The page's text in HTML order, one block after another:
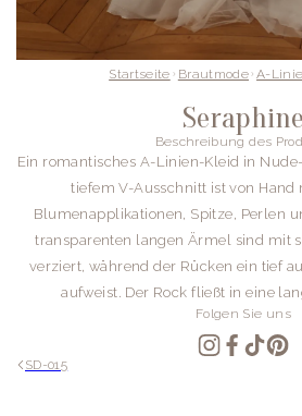
Startseite Brautmode A-Linie
Seraphine
Beschreibung des
Ein romantisches A-Linien-Kleid in
tiefem V-Ausschnitt ist von Hand
Blumenapplikationen, Spitze, Perlen
transparenten langen Ärmel sind mit
verziert, während der Rücken ein tief
aufweist. Der Rock fließt in eine
Folgen Sie uns
SD-015